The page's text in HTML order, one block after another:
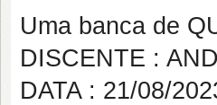
Uma banca de
DISCENTE :
DATA : 21/08/